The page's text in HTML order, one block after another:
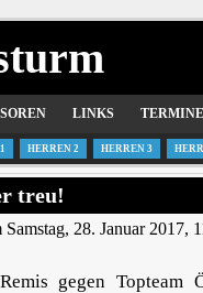
LINKS TERMINE
HERREN 2 HERREN 3
treu!
Samstag, 28. Januar 2017,
gegen